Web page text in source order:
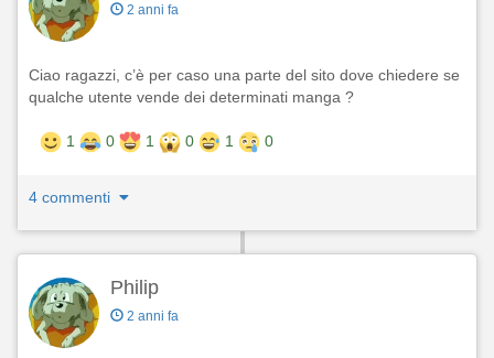
2 anni fa
Ciao ragazzi, c’è per caso una parte del sito dove chiedere se
qualche utente vende dei determinati manga ?
1 0 1 0 1 0
4 commenti
Philip
2 anni fa